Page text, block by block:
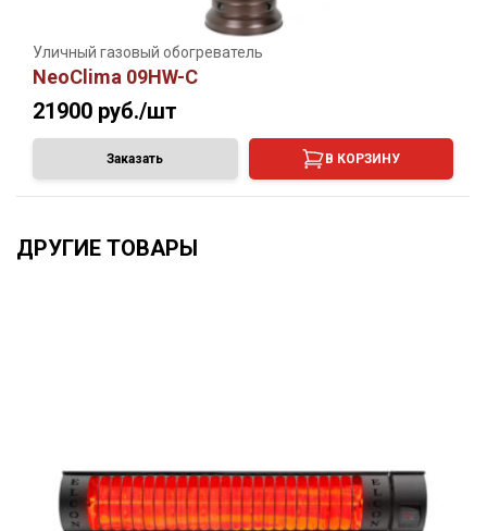
Уличный газовый обогреватель
NeoClima 09HW-С
21900 руб./шт
Заказать В КОРЗИНУ
ДРУГИЕ ТОВАРЫ